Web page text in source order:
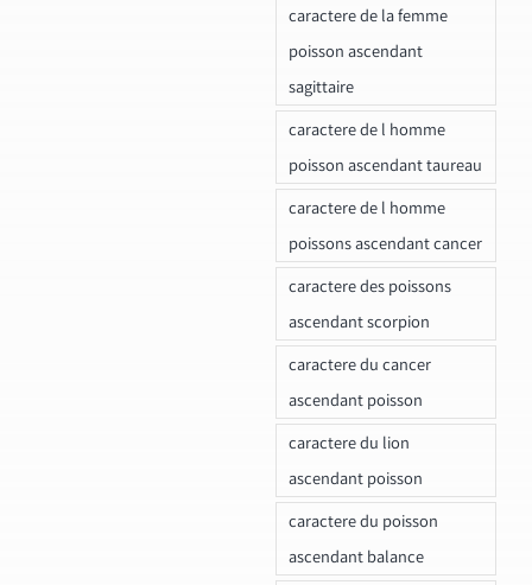
caractere de la femme
poisson ascendant
sagittaire
caractere de l homme
poisson ascendant taureau
caractere de l homme
poissons ascendant cancer
caractere des poissons
ascendant scorpion
caractere du cancer
ascendant poisson
caractere du lion
ascendant poisson
caractere du poisson
ascendant balance